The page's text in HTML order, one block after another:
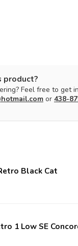
product?
Feel free to get
or 438-
Black Cat
1 Low SE